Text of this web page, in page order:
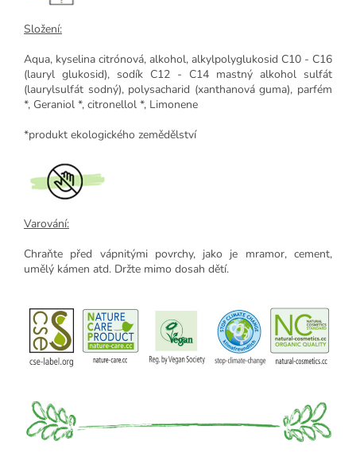
Složení:
Aqua, kyselina citrónová, alkohol, alkylpolyglukosid C10 - C16
(lauryl glukosid), sodík C12 - C14 mastný alkohol sulfát
(laurylsulfát sodný), polysacharid (xanthanová guma), parfém
*, Geraniol *, citronellol *, Limonene
*produkt ekologického zemědělství
Varování:
Chraňte před vápnitými povrchy, jako je mramor, cement,
umělý kámen atd. Držte mimo dosah dětí.